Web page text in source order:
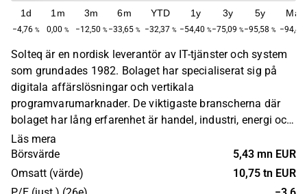
1d
−4,76 %
1m
0,00 %
3m
−12,50 %
6m
−33,65 %
YTD
−32,37 %
1y
−54,40 %
3y
−75,09 %
5y
−95,58 %
Max
−94,43
Solteq är en nordisk leverantör av IT-tjänster och system
som grundades 1982. Bolaget har specialiserat sig på
digitala affärslösningar och vertikala
programvarumarknader. De viktigaste branscherna där
bolaget har lång erfarenhet är handel, industri, energi och
tjänster. Solteq har verksamt i Norden och ett fåtal andra
europeiska länder. Solteqs tjänster täcker hela livscykeln
för molnbaserade IT-system, från e-handelsrådgivning,
design, samt implementering, till supporttjänster. Bolaget
Läs mera
Börsvärde
5,43 mn EUR
Omsatt (värde)
10,75 tn EUR